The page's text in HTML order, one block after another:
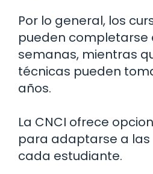
Por lo general, los
pueden completarse
semanas, mientras
técnicas pueden
años.
La CNCI ofrece
para adaptarse a
cada estudiante.